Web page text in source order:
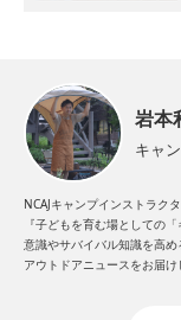
岩本
キャ
NCAJキャンプインストラク
『子どもを育む場としての
意識やサバイバル知識を高
アウトドアニュースをお届け